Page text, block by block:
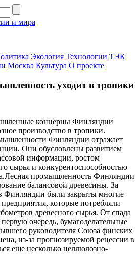
и мира
Экология Технологии ТЭК
Москва Культура О проекте
уходит в тропики
концерны Финляндии
производство в тропики.
Финляндии отражает
Они обусловлены развитием
информации, ростом
сырья и конкурентоспособностью
промышленность Финляндии
балансовой древесины. За
в Финляндии были закрыты многие
которые потребляли
древесного сырья. От спада
очередь, бумагоделательные
руководителя Союза финских
из-за прогнозируемой рецессии в
еще несколько целлюлозно-